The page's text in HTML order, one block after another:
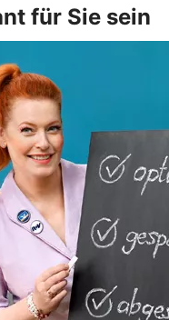
für Sie sein